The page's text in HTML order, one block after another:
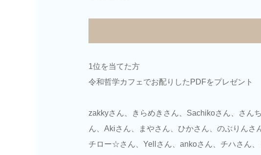
1位を当てた方
令和哲学カフェでお配りしたPDFをプレゼント
zakkyさん、きらめきさん、Sachikoさん、さん
ん、Akiさん、まやさん、ひかさん、のぶりん
チロー☆さん、Yellさん、ankoさん、チハさん